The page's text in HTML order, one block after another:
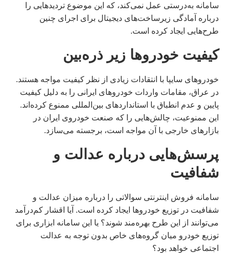
سامانه به‌درستی عمل نمی‌کند، که این موضوع تردیدهایی را
درباره آمادگی زیرساخت‌های دیجیتال برای اجرای چنین
طرح‌هایی ایجاد کرده است.
کیفیت خودروها زیر ذره‌بین
خودروهای سایپا با انتقادات زیادی از نظر کیفیت مواجه هستند.
در عراق، مقامات واردات خودروهای ایرانی را به دلیل کیفیت
پایین و عدم انطباق با استانداردهای بین‌المللی ممنوع کرده‌اند.
این ممنوعیت، چالش‌هایی را که صنعت خودروی ایران در
بازارهای خارجی با آن مواجه است، برجسته می‌سازد.
پرسش‌هایی درباره عدالت و
شفافیت
سامانه فروش اینترنتی سوالاتی را درباره میزان عدالت و
شفافیت در توزیع خودروها ایجاد کرده است. آیا اقشار کم‌درآمد
می‌توانند از این طرح بهره‌مند شوند؟ یا این سامانه ابزاری برای
توزیع خودرو میان گروه‌های خاص بدون توجه به عدالت
اجتماعی خواهد بود؟